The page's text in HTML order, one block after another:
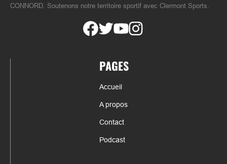
CONNORD. Soutenons notre territoire sportif avec Clermont Sports.
PAGES
Accueil
A propos
Contact
Podcast